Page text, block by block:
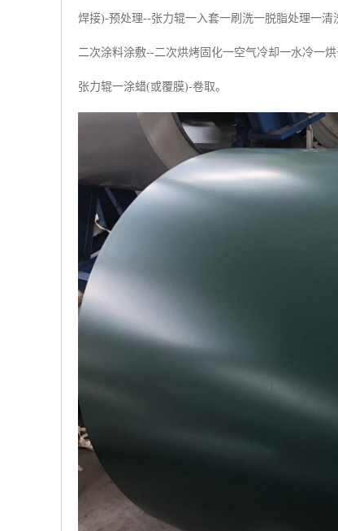
焊接)-预处理--张力辊一入套一刷洗一脱脂处理一
二次涂料涂敷--二次烘烤固化一空气冷却一水冷一
张力辊一涂蜡(或覆膜)-卷取。